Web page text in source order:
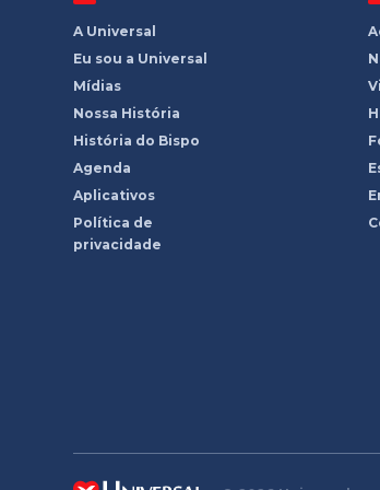
A Universal
Eu sou a Universal
Mídias
Nossa História
História do Bispo
Agenda
Aplicativos
Política de
privacidade